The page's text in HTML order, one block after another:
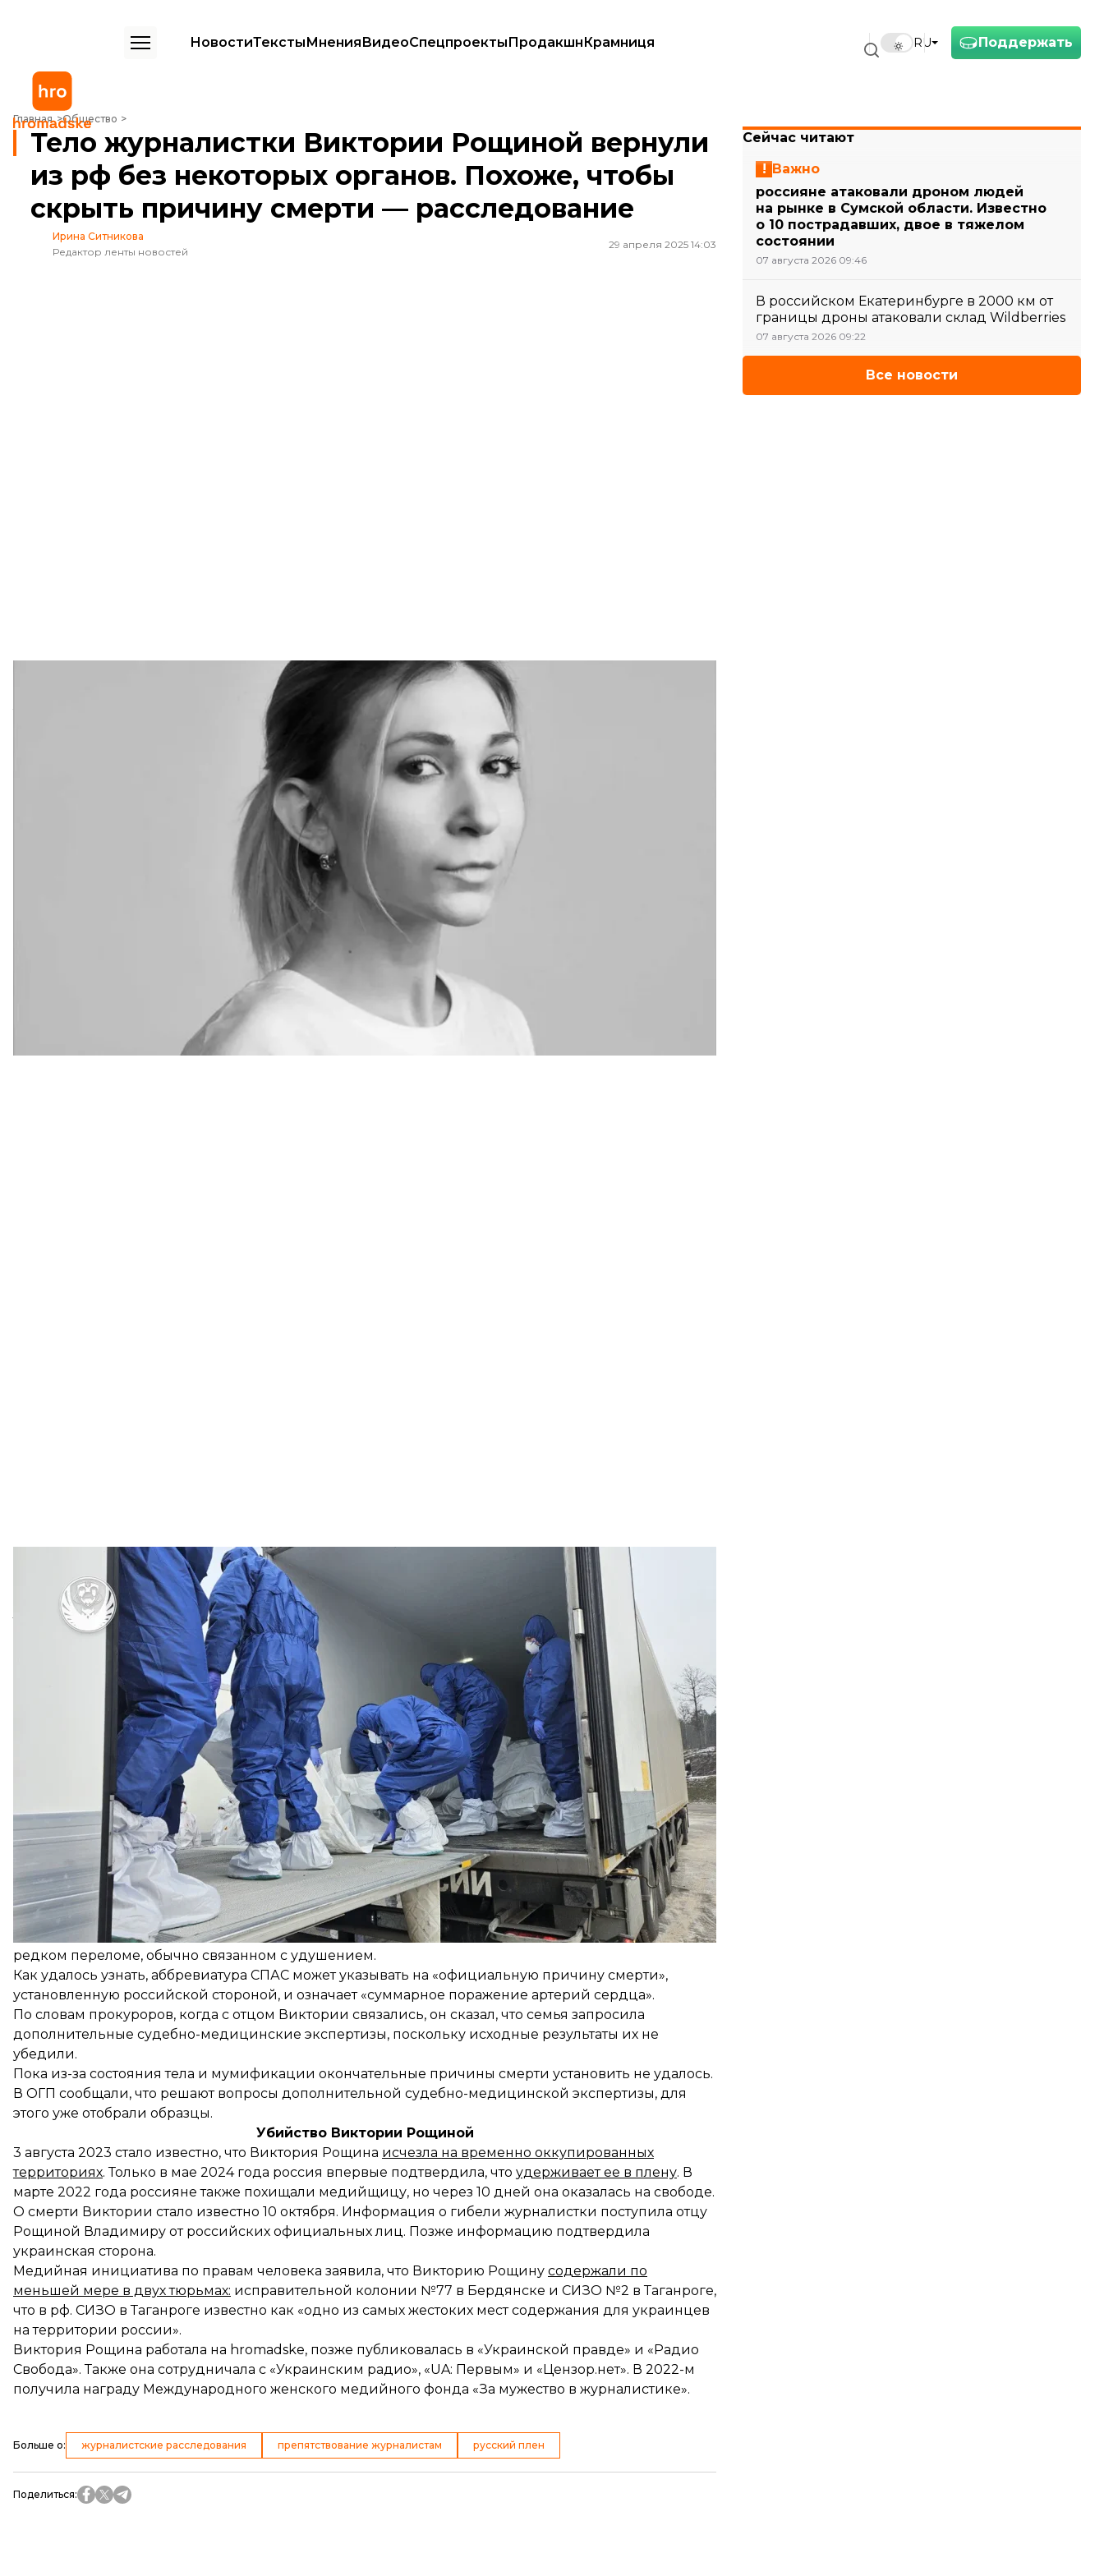
Поддержать
RU
НовостиТекстыМненияВидеоСпецпроектыПродакшнКрамниця
Главная Общество
Тело журналистки Виктории Рощиной вернули из рф без некоторых органов. Похоже, чтобы скрыть причину смерти — расследование
Тело журналистки Виктории Рощиной вернули
из рф без некоторых органов. Похоже, чтобы
скрыть причину смерти — расследование
Ирина Ситникова
Редактор ленты новостей
29 апреля 2025 14:03
Журналистка Виктория Рощина
Фото из сети
Тело пленной журналистки Виктории Рощиной россияне вернули без некоторых внутренних
в расследовании Forbidden Stories. Это парижская редакция, которая
продолжает дело журналистов, которые погибли, оказались за решеткой или подверглись
преследованиям из-за профессиональной деятельности.
К расследованию смерти Виктории Рощиной присоединились 45 журналистов из 13
международных медиа. Они провели более 50 интервью с теми, кто пережил тюремное
заключение и знает систему изнутри.
По данным расследователей, тело Виктории было передано в феврале, во время
. Тело под номером 757 было обозначено в документах российской стороны
как «неустановленное лицо мужского пола» и содержало необъяснимую отметку: СПАС.
14 февраля 2025 года в Украину вернули 757 тел погибших украинцев
Telegram / Координационный штаб по вопросам обращения с военнопленными
Оно было меньше и легче других. Во время первого осмотра патологоанатомы установили, что это
тело женщины.
Несмотря на плохое состояние тела, следователям удалось обнаружить небольшую бирку,
прикрепленную к правой голени, с надписью «Рощина В.В.». Экспертиза, проведенная
следователями Офиса генерального прокурора, обнаружила совпадение с ДНК журналистки
Виктории Рощиной на 99%,пишет
«Украинская правда».
Начальник Департамента войны Офиса генпрокурора Юрий Белоусов
рассказывал, что на теле
обнаружили многочисленные признаки пыток и жестокого обращения, в частности ссадины и
кровоизлияния на разных частях тела, а также сломанное ребро. Эксперты увидели возможные
признаки применения электротока.
Следственная группа, которая проводит расследование, сообщила журналистам, что тело привезли
в Украину с признаками вскрытия, которое производили на территории россии. В ходе осмотра
оказалось, что некоторые внутренние органы отсутствовали. В частности, головной мозг, глазные
яблоки, а также часть трахеи.
Международный эксперт-патологоанатом, к которому обратились авторы проекта, считает, что
отсутствие этих органов могло скрыть тот факт, что смерть наступила в результате удушения. Такое
сокрытие причины смерти может квалифицироваться как военное преступление.
Кроме того, синяк на шее Виктории свидетельствует о возможном переломе подъязычной кости —
редком переломе, обычно связанном с удушением.
Как удалось узнать, аббревиатура СПАС может указывать на «официальную причину смерти»,
установленную российской стороной, и означает «суммарное поражение артерий сердца».
По словам прокуроров, когда с отцом Виктории связались, он сказал, что семья запросила
дополнительные судебно-медицинские экспертизы, поскольку исходные результаты их не
убедили.
Пока из-за состояния тела и мумификации окончательные причины смерти установить не удалось.
В ОГП сообщали, что решают вопросы дополнительной судебно-медицинской экспертизы, для
этого уже отобрали образцы.
Убийство Виктории Рощиной
3 августа 2023 стало известно, что Виктория Рощина исчезла на временно оккупированных
территориях. Только в мае 2024 года россия впервые подтвердила, что удерживает ее в плену. В
марте 2022 года россияне также похищали медийщицу, но через 10 дней она оказалась на свободе.
О смерти Виктории стало известно 10 октября. Информация о гибели журналистки поступила отцу
Рощиной Владимиру от российских официальных лиц. Позже информацию подтвердила
украинская сторона.
Медийная инициатива по правам человека заявила, что Викторию Рощину содержали по
меньшей мере в двух тюрьмах: исправительной колонии №77 в Бердянске и СИЗО №2 в Таганроге,
что в рф. СИЗО в Таганроге известно как «одно из самых жестоких мест содержания для украинцев
на территории россии».
Виктория Рощина работала на hromadske, позже публиковалась в «Украинской правде» и «Радио
Свобода». Также она сотрудничала с «Украинским радио», «UA: Первым» и «Цензор.нет». В 2022-м
получила награду Международного женского медийного фонда «За мужество в журналистике».
Больше о: журналистские расследования препятствование журналистам русский плен
Поделиться:
Сейчас читают
Важно
россияне атаковали дроном людей
на рынке в Сумской области. Известно
о 10 пострадавших, двое в тяжелом
состоянии
07 августа 2026 09:46
В российском Екатеринбурге в 2000 км от
границы дроны атаковали склад Wildberries
07 августа 2026 09:22
Все новости